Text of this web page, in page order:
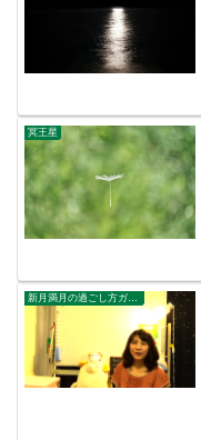
冥王星
新月満月の過ごし方ガイド